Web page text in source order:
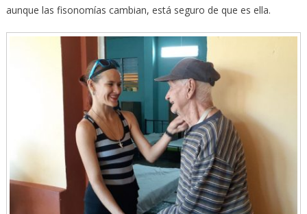
aunque las fisonomías cambian, está seguro de que es ella.